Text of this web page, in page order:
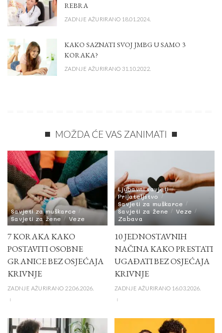
REBRA
ZADNJE AŽURIRANO 18.01.2024.
KAKO SAZNATI SVOJ JMBG U SAMO 3
KORAKA?
ZADNJE AŽURIRANO 31.10.2022.
MOŽDA ĆE VAS ZANIMATI
Savjeti za muškarce
Savjeti za žene
Veze
7 KORAKA KAKO
POSTAVITI OSOBNE
GRANICE BEZ OSJEĆAJA
KRIVNJE
ZADNJE AŽURIRANO 22.06.2026.
Ljubavni savjeti
Prijateljstvo
Savjeti za muškarce
Savjeti za žene
Veze
Zabava
10 JEDNOSTAVNIH
NAČINA KAKO PRESTATI
UGAĐATI BEZ OSJEĆAJA
KRIVNJE
ZADNJE AŽURIRANO 16.03.2026.